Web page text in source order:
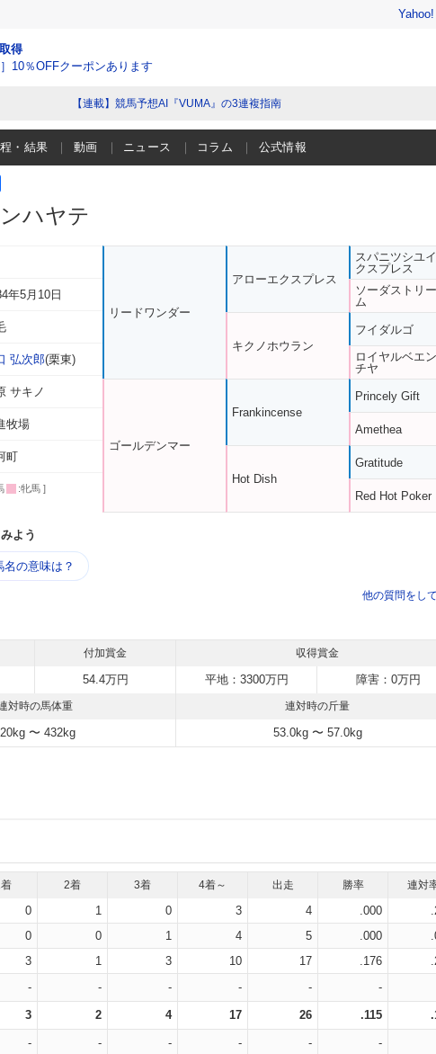
得
］10％OFFクーポンあります
【連載】競馬予想AI『VUMA』の3連複指南
・結果 動画 ニュース コラム 公式情報
ハヤテ
年5月10日
弘次郎(栗東)
サキノ
牧場
町
:牝馬 ]
リードワンダー
ゴールデンマー
アローエクスプレス
キクノホウラン
Frankincense
Hot Dish
スパニツシユイ
クスプレス
ソーダストリー
ム
フイダルゴ
ロイヤルベエン
チヤ
Princely Gift
Amethea
Gratitude
Red Hot Poker
よう
の意味は？
他の質問をし
付加賞金 収得賞金
54.4万円 平地：3300万円 障害：0万円
対時の馬体重 連対時の斤量
〜 432kg 53.0kg 〜 57.0kg
2着 3着 4着～ 出走 勝率 連対
0 1 0 3 4 .000
0 0 1 4 5 .000
3 1 3 10 17 .176
- - - - - -
3 2 4 17 26 .115
- - - - - -